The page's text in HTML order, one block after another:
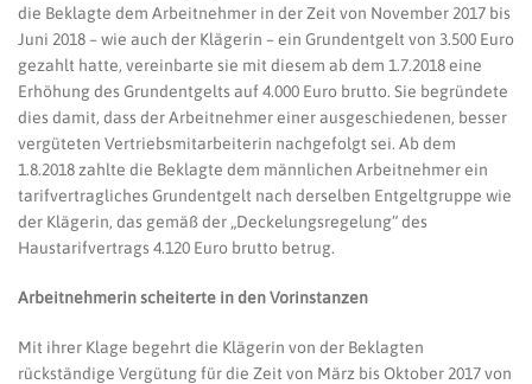
die Beklagte dem Arbeitnehmer in der Zeit von November 2017 bis
Juni 2018 – wie auch der Klägerin – ein Grundentgelt von 3.500 Euro
gezahlt hatte, vereinbarte sie mit diesem ab dem 1.7.2018 eine
Erhöhung des Grundentgelts auf 4.000 Euro brutto. Sie begründete
dies damit, dass der Arbeitnehmer einer ausgeschiedenen, besser
vergüteten Vertriebsmitarbeiterin nachgefolgt sei. Ab dem
1.8.2018 zahlte die Beklagte dem männlichen Arbeitnehmer ein
tarifvertragliches Grundentgelt nach derselben Entgeltgruppe wie
der Klägerin, das gemäß der „Deckelungsregelung“ des
Haustarifvertrags 4.120 Euro brutto betrug.
Arbeitnehmerin scheiterte in den Vorinstanzen
Mit ihrer Klage begehrt die Klägerin von der Beklagten
rückständige Vergütung für die Zeit von März bis Oktober 2017 von